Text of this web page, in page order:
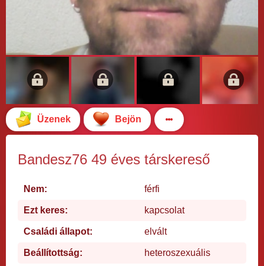
Üzenek Bejön
Bandesz76 49 éves társkereső
Nem: férfi
Ezt keres: kapcsolat
Családi állapot: elvált
Beállítottság: heteroszexuális